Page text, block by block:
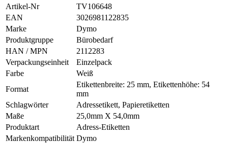
Artikel-Nr
TV106648
EAN
3026981122835
Marke
Dymo
Produktgruppe
Bürobedarf
HAN / MPN
2112283
Verpackungseinheit
Einzelpack
Farbe
Weiß
Format
Etikettenbreite: 25 mm, Etikettenhöhe: 54
mm
Schlagwörter
Adressetikett, Papieretiketten
Maße
25,0mm X 54,0mm
Produktart
Adress-Etiketten
Markenkompatibilität Dymo